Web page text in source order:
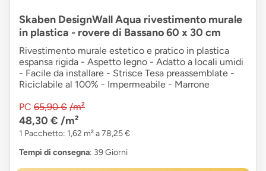
Skaben DesignWall Aqua rivestimento murale
in plastica - rovere di Bassano 60 x 30 cm
Rivestimento murale estetico e pratico in plastica
espansa rigida - Aspetto legno - Adatto a locali umidi
- Facile da installare - Strisce Tesa preassemblate -
Riciclabile al 100% - Impermeabile - Marrone
PC 65,90 € /m²
48,30 € /m²
1 Pacchetto: 1,62 m² a 78,25 €
Tempi di consegna: 39 Giorni